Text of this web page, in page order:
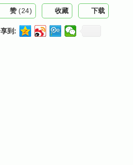
赞 (24) 收藏 下载
到: